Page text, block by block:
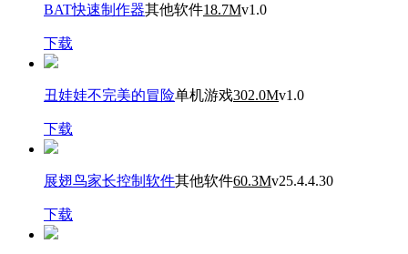
BAT快速制作器其他软件18.7Mv1.0
下载
丑娃娃不完美的冒险单机游戏302.0Mv1.0
下载
展翅鸟家长控制软件其他软件60.3Mv25.4.4.30
下载